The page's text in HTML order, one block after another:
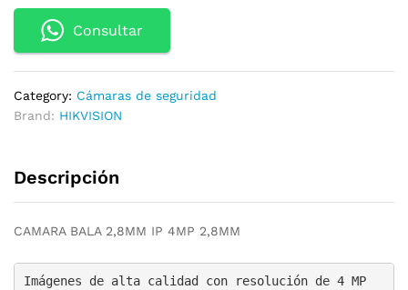
Consultar
Category: Cámaras de seguridad
Brand: HIKVISION
Descripción
CAMARA BALA 2,8MM IP 4MP 2,8MM
Imágenes de alta calidad con resolución de 4 MP